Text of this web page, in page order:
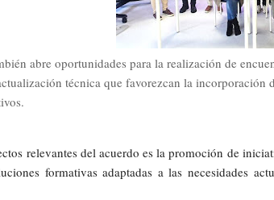
abre oportunidades para la realización de
técnica que favorezcan la incorporación
relevantes del acuerdo es la promoción de
formativas adaptadas a las necesidades